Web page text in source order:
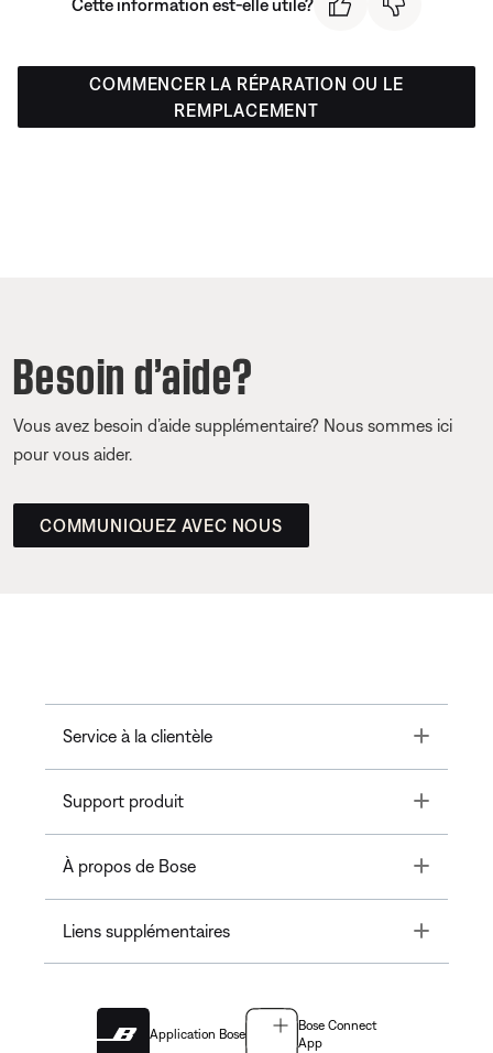
Cette information est-elle utile?
COMMENCER LA RÉPARATION OU LE
REMPLACEMENT
Besoin d’aide?
Vous avez besoin d’aide supplémentaire? Nous sommes ici
pour vous aider.
COMMUNIQUEZ AVEC NOUS
Service à la clientèle Toggle
Support produit Toggle
À propos de Bose Toggle
Liens supplémentaires Toggle
Application Bose
Bose Connect
App